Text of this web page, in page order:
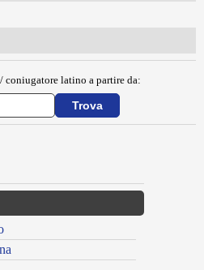
latino a partire da: